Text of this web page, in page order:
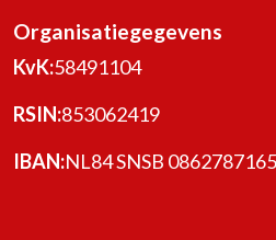
Organisatiegegevens
KvK:58491104
RSIN:853062419
IBAN:NL84 SNSB 0862787165